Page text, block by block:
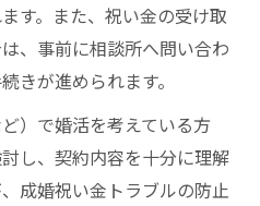
す。また、祝い金の受け取
、事前に相談所へ問い合わ
きが進められます。
）で婚活を考えている方
し、契約内容を十分に理解
成婚祝い金トラブルの防止